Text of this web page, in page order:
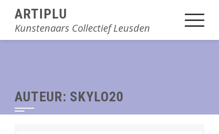
overARTIPLU
Kunstenaars Collectief Leusden
AUTEUR: SKYLO20